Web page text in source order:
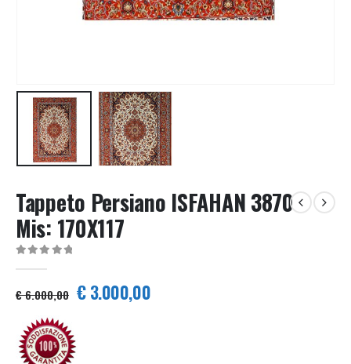
Tappeto Persiano ISFAHAN 3870
Mis: 170X117
€6.000,00 Il
prezzo
era:
€3.000,00Il